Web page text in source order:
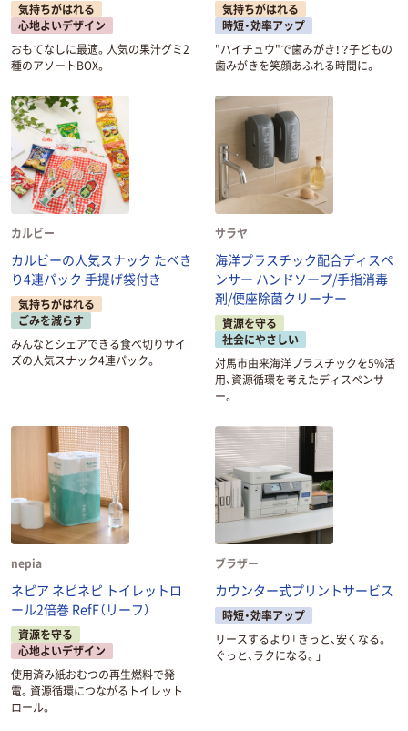
気持ちがはれる
心地よいデザイン
おもてなしに最適。人気の果汁グミ2
種のアソートBOX。
気持ちがはれる
時短・効率アップ
"ハイチュウ"で歯みがき！？子どもの
歯みがきを笑顔あふれる時間に。
カルビー
カルビーの人気スナック たべき
り4連パック 手提げ袋付き
気持ちがはれる
ごみを減らす
みんなとシェアできる食べ切りサイ
ズの人気スナック4連パック。
サラヤ
海洋プラスチック配合ディスペ
ンサー ハンドソープ/手指消毒
剤/便座除菌クリーナー
資源を守る
社会にやさしい
対馬市由来海洋プラスチックを5%活
用、資源循環を考えたディスペンサ
ー。
nepia
ネピア ネピネピ トイレットロ
ール2倍巻 RefF（リーフ）
資源を守る
心地よいデザイン
使用済み紙おむつの再生燃料で発
電。資源循環につながるトイレット
ロール。
ブラザー
カウンター式プリントサービス
時短・効率アップ
リースするより「きっと、安くなる。
ぐっと、ラクになる。」